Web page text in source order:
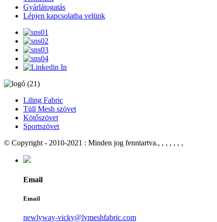
Gyárlátogatás
Lépjen kapcsolatba velünk
Liling Fabric
Tüll Mesh szövet
Kötőszövet
Sportszövet
© Copyright - 2010-2021 : Minden jog fenntartva., , , , , , ,
Email
Email
newlyway-vicky@lymeshfabric.com